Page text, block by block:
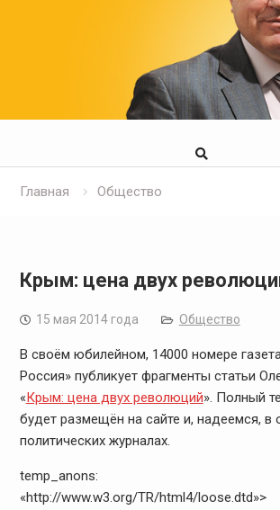
Главная Общество
Крым: цена двух
15 мая 2014 года Общество
В своём юбилейном, 14000 номере
Россия» публикует фрагменты статьи
«Крым: цена двух революций». Полный
будет размещён на сайте и, надеемся, в
политических журналах.
temp_anons:
«http://www.w3.org/TR/html4/loose.dtd»>